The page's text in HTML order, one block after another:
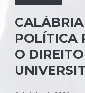
POLÍTICA
O